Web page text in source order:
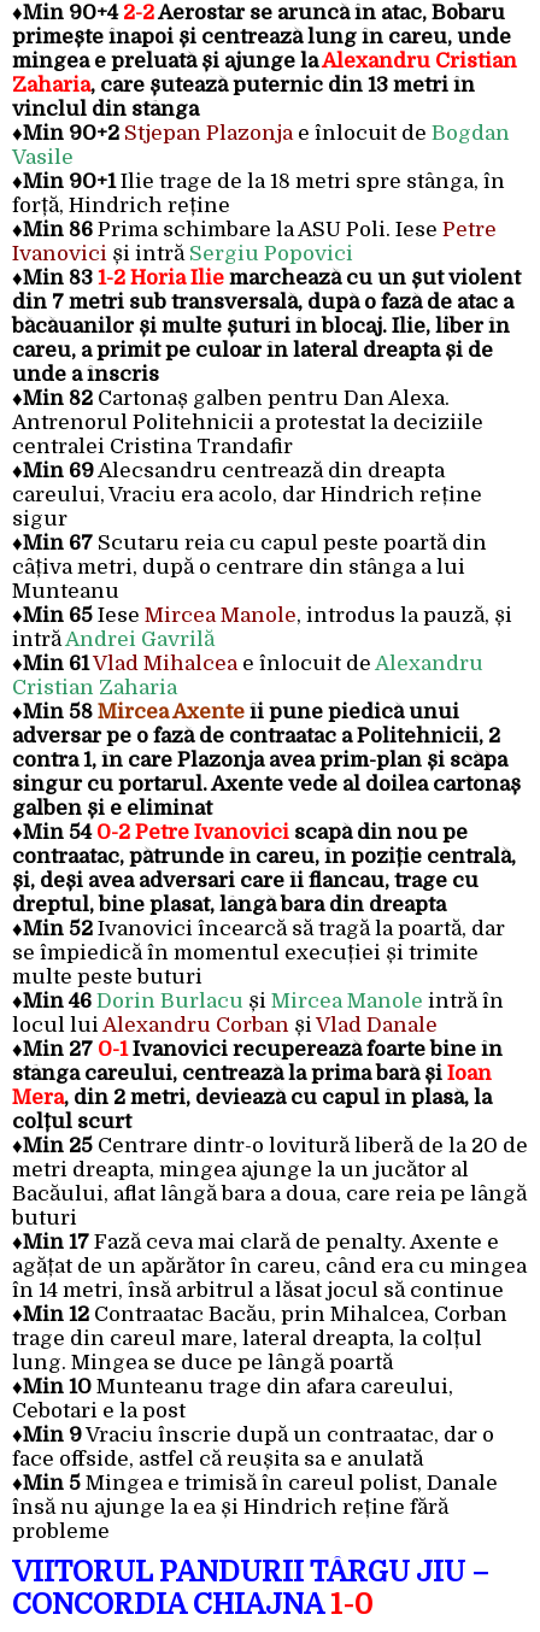
♦Min 90+4 2-2Aerostar se aruncă în atac, Bobaru
primește înapoi și centrează lung în careu, unde
mingea e preluată și ajunge laAlexandru Cristian
Zaharia, care șutează puternic din 13 metri în
vinclul din stânga
♦Min 90+2 Stjepan Plazonjae înlocuit de Bogdan
Vasile
♦Min 90+1Ilie trage de la 18 metri spre stânga, în
forță, Hindrich reține
♦Min 86 Prima schimbare la ASU Poli. Iese Petre
Ivanovici și intră Sergiu Popovici
♦Min 83 1-2 Horia Ilie marchează cu un șut violent
din 7 metri sub transversală, după o fază de atac a
băcăuanilor și multe șuturi în blocaj. Ilie, liber în
careu, a primit pe culoar în lateral dreapta și de
unde a înscris
♦Min 82 Cartonaș galben pentru Dan Alexa.
Antrenorul Politehnicii a protestat la deciziile
centralei Cristina Trandafir
♦Min 69Alecsandru centrează din dreapta
careului, Vraciu era acolo, dar Hindrich reține
sigur
♦Min 67 Scutaru reia cu capul peste poartă din
câțiva metri, după o centrare din stânga a lui
Munteanu
♦Min 65 Iese Mircea Manole, introdus la pauză, și
intrăAndrei Gavrilă
♦Min 61Vlad Mihalceae înlocuit de Alexandru
Cristian Zaharia
♦Min 58 Mircea Axente îi pune piedică unui
adversar pe o fază de contraatac a Politehnicii, 2
contra 1, în care Plazonja avea prim-plan și scăpa
singur cu portarul. Axente vede al doilea cartonaș
galben și e eliminat
♦Min 54 0-2 Petre Ivanovici scapă din nou pe
contraatac, pătrunde în careu, în poziție centrală,
și, deși avea adversari care îi flancau, trage cu
dreptul, bine plasat, lângă bara din dreapta
♦Min 52 Ivanovici încearcă să tragă la poartă, dar
se împiedică în momentul execuției și trimite
multe peste buturi
♦Min 46 Dorin Burlacu și Mircea Manole intră în
locul lui Alexandru Corban șiVlad Danale
♦Min 27 0-1Ivanovici recuperează foarte bine în
stânga careului, centrează la prima bară și Ioan
Mera, din 2 metri, deviează cu capul în plasă, la
colțul scurt
♦Min 25 Centrare dintr-o lovitură liberă de la 20 de
metri dreapta, mingea ajunge la un jucător al
Bacăului, aflat lângă bara a doua, care reia pe lângă
buturi
♦Min 17 Fază ceva mai clară de penalty. Axente e
agățat de un apărător în careu, când era cu mingea
în 14 metri, însă arbitrul a lăsat jocul să continue
♦Min 12 Contraatac Bacău, prin Mihalcea, Corban
trage din careul mare, lateral dreapta, la colțul
lung. Mingea se duce pe lângă poartă
♦Min 10 Munteanu trage din afara careului,
Cebotari e la post
♦Min 9Vraciu înscrie după un contraatac, dar o
face offside, astfel că reușita sa e anulată
♦Min 5 Mingea e trimisă în careul polist, Danale
însă nu ajunge la ea și Hindrich reține fără
probleme
VIITORUL PANDURII TÂRGU JIU –
CONCORDIA CHIAJNA1-0